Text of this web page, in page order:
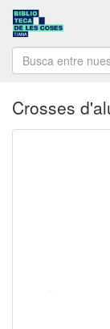
Crosses